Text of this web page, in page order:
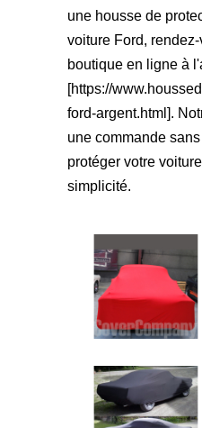
une housse de
voiture Ford,
boutique en ligne à
[https://
ford-argent.html ].
une commande
protéger votre
simplicité.